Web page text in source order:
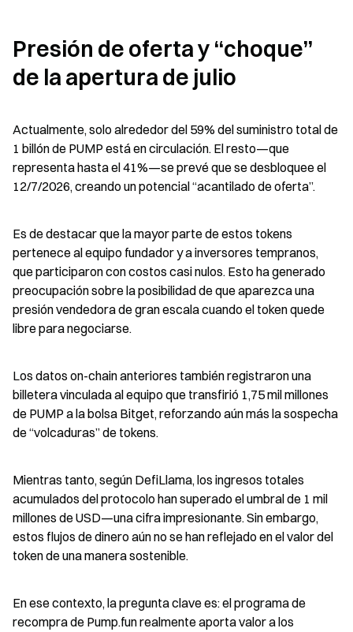
Presión de oferta y “choque”
de la apertura de julio
Actualmente, solo alrededor del 59% del suministro total de
1 billón de PUMP está en circulación. El resto—que
representa hasta el 41%—se prevé que se desbloquee el
12/7/2026, creando un potencial “acantilado de oferta”.
Es de destacar que la mayor parte de estos tokens
pertenece al equipo fundador y a inversores tempranos,
que participaron con costos casi nulos. Esto ha generado
preocupación sobre la posibilidad de que aparezca una
presión vendedora de gran escala cuando el token quede
libre para negociarse.
Los datos on-chain anteriores también registraron una
billetera vinculada al equipo que transfirió 1,75 mil millones
de PUMP a la bolsa Bitget, reforzando aún más la sospecha
de “volcaduras” de tokens.
Mientras tanto, según DefiLlama, los ingresos totales
acumulados del protocolo han superado el umbral de 1 mil
millones de USD—una cifra impresionante. Sin embargo,
estos flujos de dinero aún no se han reflejado en el valor del
token de una manera sostenible.
En ese contexto, la pregunta clave es: el programa de
recompra de Pump.fun realmente aporta valor a los